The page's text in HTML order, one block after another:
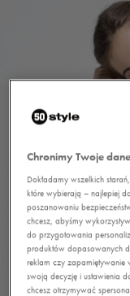
Chronimy Twoje dane
Dokładamy wszelkich
które wybierają – najlepiej
poszanowaniu
chcesz, abyśmy
do przygotowania
produktów dopasowanych
reklam czy zapamiętywanie
swoją decyzję i ustawienia
chcesz otrzymywać